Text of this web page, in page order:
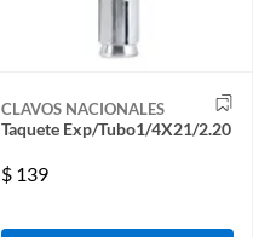
CLAVOS NACIONALES
Taquete Exp/Tubo1/4X21/2.20
$ 139